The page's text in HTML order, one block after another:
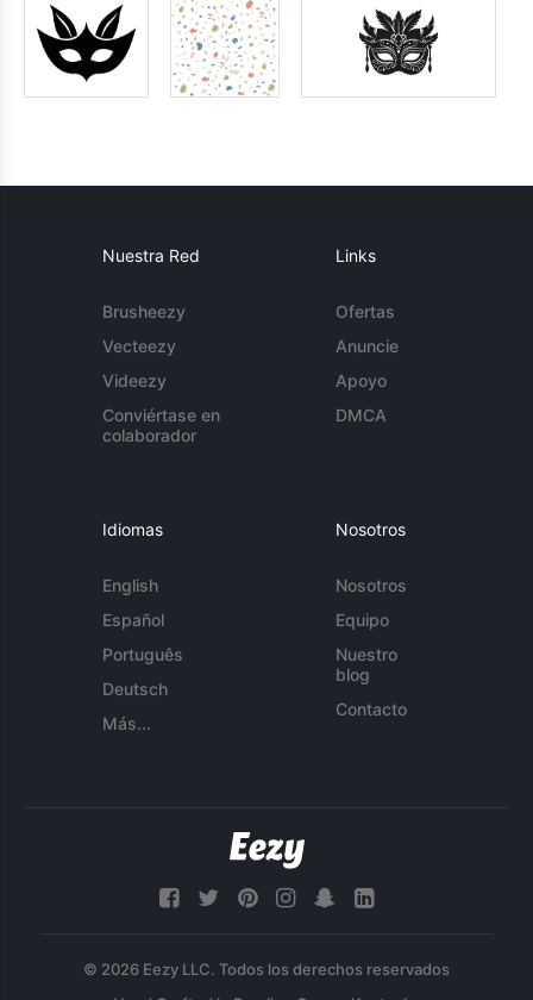
Nuestra Red
Brusheezy
Vecteezy
Videezy
Conviértase en
colaborador
Links
Ofertas
Anuncie
Apoyo
DMCA
Idiomas
English
Español
Português
Deutsch
Más...
Nosotros
Nosotros
Equipo
Nuestro
blog
Contacto
© 2026 Eezy LLC. Todos los derechos reservados